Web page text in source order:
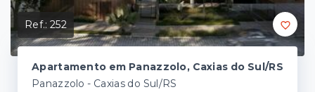
Ref.:252
Apartamento em Panazzolo, Caxias do Sul/RS
Panazzolo - Caxias do Sul/RS